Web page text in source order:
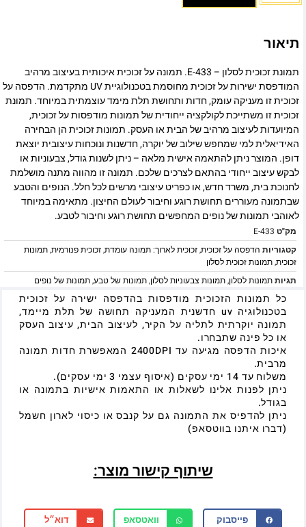
תיאור
תמונת זכוכית לסלון – E-433. תמונה על זכוכית איכותית בעיצוב מרהיב
המודפסת ישירות על זכוכית מחוסמת בטכנולוגיית UV מתקדמת. הדפסה על
זכוכית זו מעניקה עומק, חדות ותחושת תלת מימד עוצמתית במיוחד. תמונת
זכוכית זו משתייכת לקולקציה ייחודית של תמונות מודפסות על זכוכית,
המיועדות לעיצוב מרהיב של הבית או העסק. תמונות זכוכית הן הבחירה
האידיאלית למי שמחפש שילוב של יוקרה, חדשנות ונוכחות עיצובית יוצאת
דופן. המוצר ניתן להתאמה אישית מלאה – ניתן לשנות גודל, צבעוניות או
לבקש עיצוב ייחודי בהתאם לצרכים שלכם. תמונה זו מהווה מתנה מושלמת
לחנוכת בית, משרד חדש, או כפריט עיצובי מרשים לכל חלל. הנופים והטבע
שבתמונה מעוררים תחושת רוגע וחיבור לעולם החיצון. מתאימה במיוחד
לאוהבי תמונות של נופים המחפשים תחושת רוגע וחיבור לטבע.
מק"ט E-433
קטגוריות הדפסה על זכוכית,זכוכית לארוך: תמונה עומדת,זכוכית פנורמית,תמונות
זכוכית,תמונות זכוכית לסלון
תגיותתמונות לסלון,תמונות צבעוניות לסלון,תמונות של טבע,תמונות של נופים
כל תמונות הזכוכית מודפסות בהדפסה ישירה על זכוכית
בטכנולוגיה uv חדשנית המעניקה תחושה של תלת מיימד,
תמונה יוקרתית לתליה על הקיר, לעיצוב הבית, עיצוב העסק
או כל פינה שתבחרו.
איכות הדפסה מגיעה עד 2400DPI המאפשרת חדות תמונה
מרבית.
משלוח עד 14 ימי עסקים (איסוף עצמי 3 ימי עסקים).
ניתן לפנות אלינו לשאלות או התאמות אישיות בתמונה או
בגודל.
ניתן להדפיס את התמונה גם על קנבס או כיסוי לארון חשמל
(דברו איתנו בווטסאפ)
שיתוף קישור מוצר:
פייסבוק וואטסאפ דוא״ל